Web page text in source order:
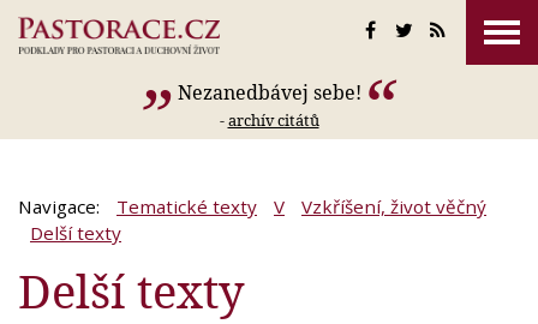
Nezanedbávej sebe!
-archív citátů
Navigace: Tematické texty V
Vzkříšení, život věčný
Delší texty
Delší texty